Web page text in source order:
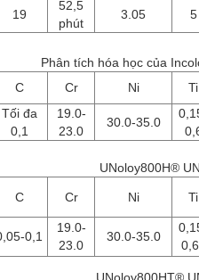
19
52,5
phút
3.05 5
Phân tích hóa học của
C
Cr Ni Ti
Tối đa
0,1
19.0-
23.0
30.0-35.0
UNoloy800H®
C Cr Ni Ti
0,1
19.0-
23.0
30.0-35.0